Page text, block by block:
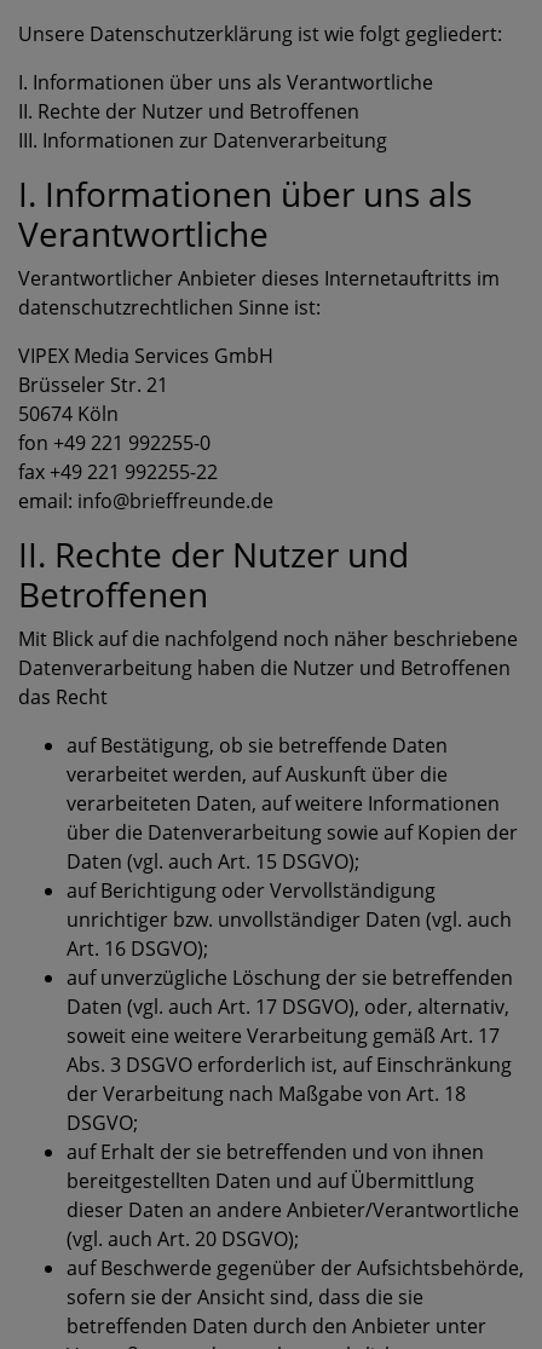
Unsere Datenschutzerklärung ist wie folgt gegliedert:
I. Informationen über uns als Verantwortliche
II. Rechte der Nutzer und Betroffenen
III. Informationen zur Datenverarbeitung
I. Informationen über uns als
Verantwortliche
Verantwortlicher Anbieter dieses Internetauftritts im
datenschutzrechtlichen Sinne ist:
VIPEX Media Services GmbH
Brüsseler Str. 21
50674 Köln
fon +49 221 992255-0
fax +49 221 992255-22
email: info@brieffreunde.de
II. Rechte der Nutzer und
Betroffenen
Mit Blick auf die nachfolgend noch näher beschriebene
Datenverarbeitung haben die Nutzer und Betroffenen
das Recht
auf Bestätigung, ob sie betreffende Daten
verarbeitet werden, auf Auskunft über die
verarbeiteten Daten, auf weitere Informationen
über die Datenverarbeitung sowie auf Kopien der
Daten (vgl. auch Art. 15 DSGVO);
auf Berichtigung oder Vervollständigung
unrichtiger bzw. unvollständiger Daten (vgl. auch
Art. 16 DSGVO);
auf unverzügliche Löschung der sie betreffenden
Daten (vgl. auch Art. 17 DSGVO), oder, alternativ,
soweit eine weitere Verarbeitung gemäß Art. 17
Abs. 3 DSGVO erforderlich ist, auf Einschränkung
der Verarbeitung nach Maßgabe von Art. 18
DSGVO;
auf Erhalt der sie betreffenden und von ihnen
bereitgestellten Daten und auf Übermittlung
dieser Daten an andere Anbieter/Verantwortliche
(vgl. auch Art. 20 DSGVO);
auf Beschwerde gegenüber der Aufsichtsbehörde,
sofern sie der Ansicht sind, dass die sie
betreffenden Daten durch den Anbieter unter